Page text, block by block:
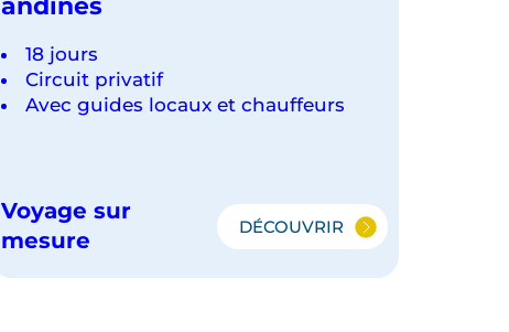
18 jours
Circuit privatif
Avec guides locaux et chauffeurs
Voyage sur
mesure
DÉCOUVRIR
PÉROU
BOLIVIE